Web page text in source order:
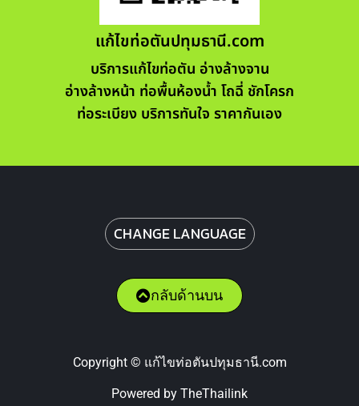
แก้ไขท่อตันปทุมธานี.com
บริการแก้ไขท่อตัน อ่างล้างจาน
อ่างล้างหน้า ท่อพื้นห้องน้ำ โถฉี่ ชักโครก
ท่อระเบียง บริการทันใจ ราคากันเอง
Copyright © แก้ไขท่อตันปทุมธานี.com
Powered by TheThailink
CHANGE LANGUAGE
กลับด้านบน